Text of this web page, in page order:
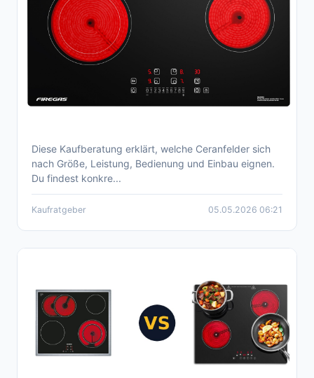
Ceranfeld kaufen – fundierte Kaufberatung
und Vergleiche 2026
Diese Kaufberatung erklärt, welche Ceranfelder sich
nach Größe, Leistung, Bedienung und Einbau eignen.
Du findest konkre...
Kaufratgeber 05.05.2026 06:21